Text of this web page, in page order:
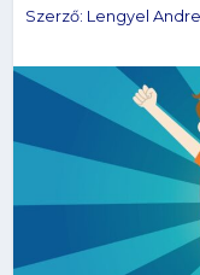
Szerző: Lengyel